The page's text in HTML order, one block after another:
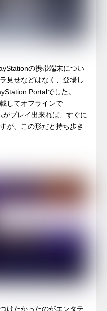
の携帯端末につい
見せなどはなく、登場し
Portalでした。
してオフラインで
プレイ出来れば、すぐに
が、この形だと持ち歩き
けたかったのがエンタテ